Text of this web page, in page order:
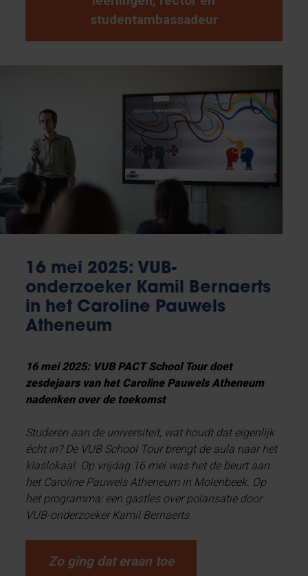
studentambassadeur
16 mei 2025: VUB-
onderzoeker Kamil Bernaerts
in het Caroline Pauwels
Atheneum
16 mei 2025: VUB PACT School Tour doet
zesdejaars van het Caroline Pauwels Atheneum
nadenken over de toekomst
Studeren aan de universiteit, wat houdt dat eigenlijk
écht in? De VUB School Tour brengt de aula naar het
klaslokaal. Op vrijdag 16 mei was het de beurt aan
het Caroline Pauwels Atheneum in Molenbeek. Op
het programma: een gastles over polarisatie door
VUB-onderzoeker Kamil Bernaerts.
Zo ging dat eraan toe